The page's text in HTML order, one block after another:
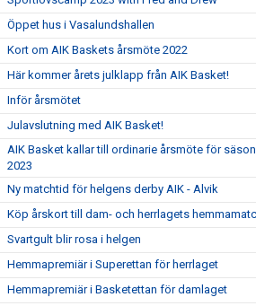
Öppet hus i Vasalundshallen
Kort om AIK Baskets årsmöte 2022
Här kommer årets julklapp från AIK Basket!
Inför årsmötet
Julavslutning med AIK Basket!
AIK Basket kallar till ordinarie årsmöte för
2023
Ny matchtid för helgens derby AIK - Alvik
Köp årskort till dam- och herrlagets
Svartgult blir rosa i helgen
Hemmapremiär i Superettan för herrlaget
Hemmapremiär i Basketettan för damlaget